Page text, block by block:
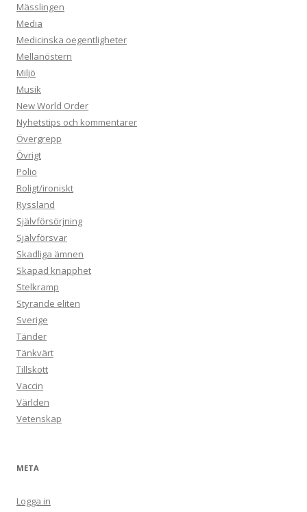
Mässlingen
Media
Medicinska oegentligheter
Mellanöstern
Miljö
Musik
New World Order
Nyhetstips och kommentarer
Övergrepp
Övrigt
Polio
Roligt/ironiskt
Ryssland
Självförsörjning
Självförsvar
Skadliga ämnen
Skapad knapphet
Stelkramp
Styrande eliten
Sverige
Tänder
Tänkvärt
Tillskott
Vaccin
Världen
Vetenskap
META
Logga in